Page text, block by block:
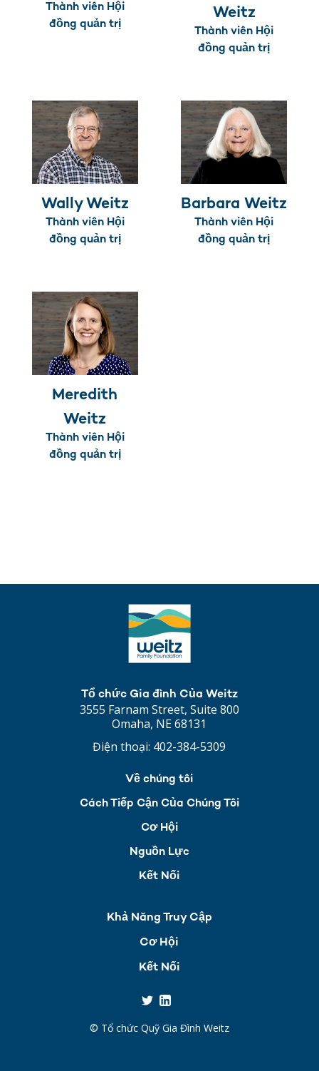
Thành viên Hội
đồng quản trị
Weitz
Thành viên Hội
đồng quản trị
Wally Weitz
Thành viên Hội
đồng quản trị
Barbara Weitz
Thành viên Hội
đồng quản trị
Meredith
Weitz
Thành viên Hội
đồng quản trị
Tổ chức Gia đình Của Weitz
3555 Farnam Street, Suite 800
Omaha, NE 68131
Điện thoại: 402-384-5309
Về chúng tôi
Cách Tiếp Cận Của Chúng Tôi
Cơ Hội
Nguồn Lực
Kết Nối
Khả Năng Truy Cập
Cơ Hội
Kết Nối
© Tổ chức Quỹ Gia Đình Weitz